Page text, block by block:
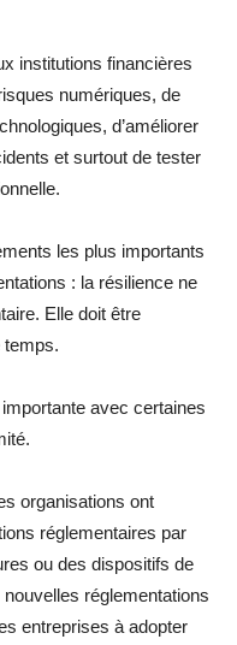
institutions financières
numériques, de
d’améliorer
et surtout de tester
les plus importants
: la résilience ne
Elle doit être
temps.
avec certaines
organisations ont
réglementaires par
ou des dispositifs de
réglementations
entreprises à adopter